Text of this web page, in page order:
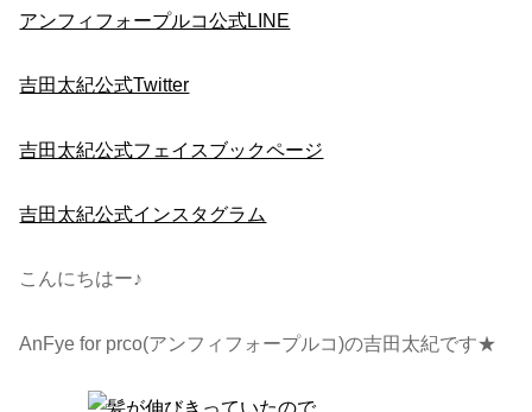
アンフィフォープルコ公式LINE
吉田太紀公式Twitter
吉田太紀公式フェイスブックページ
吉田太紀公式インスタグラム
こんにちはー♪
AnFye for prco(アンフィフォープルコ)の吉田太紀です★